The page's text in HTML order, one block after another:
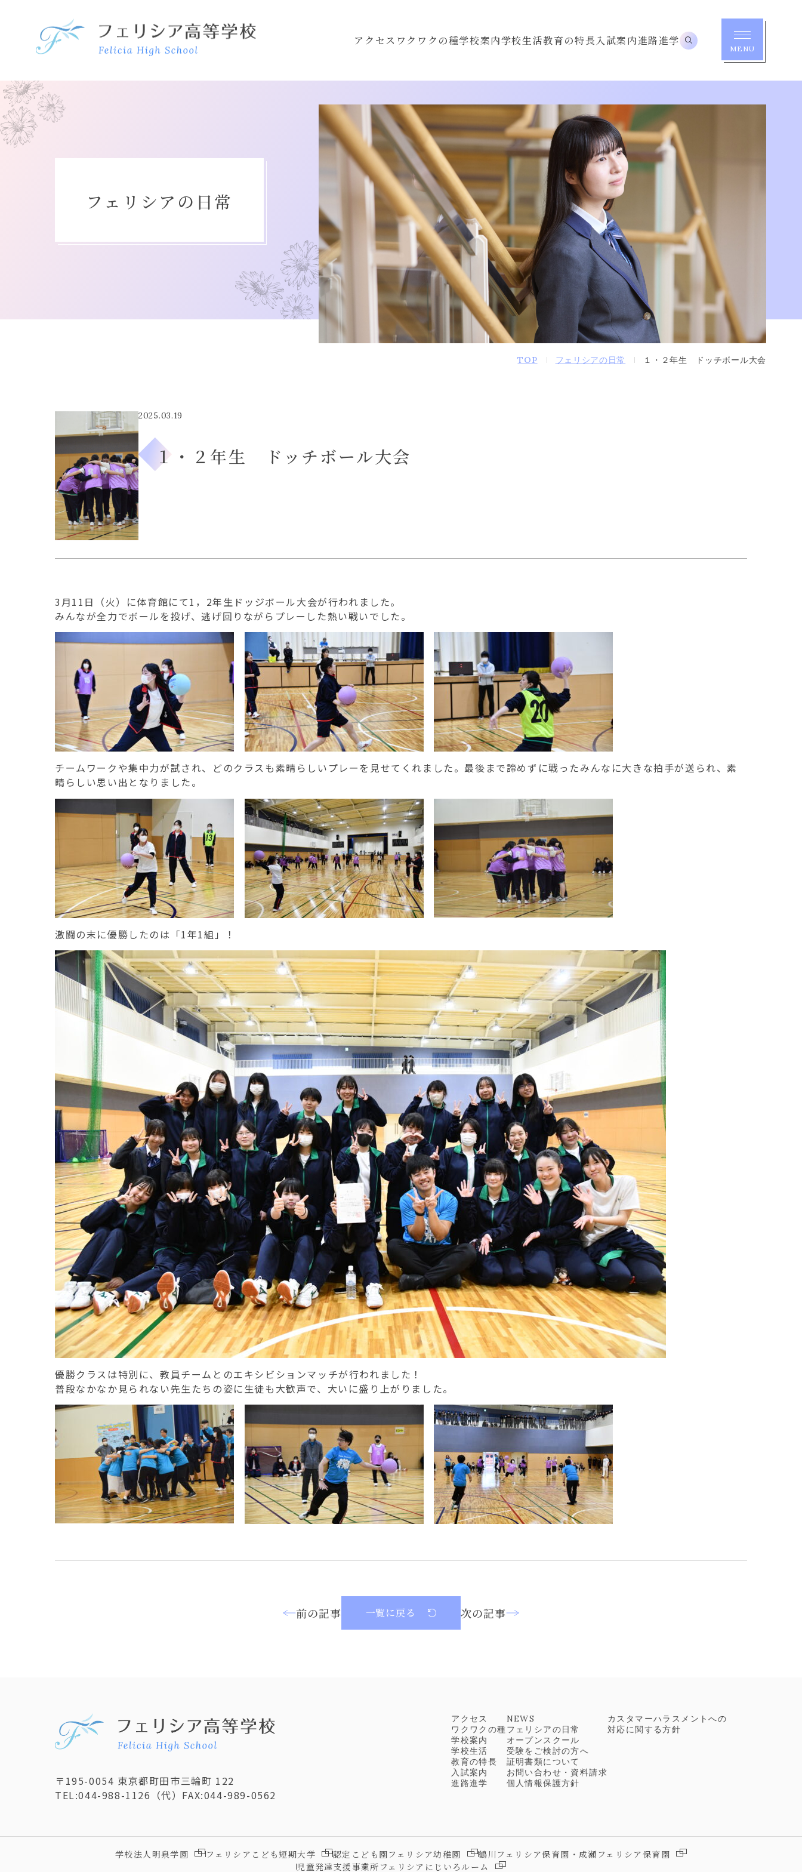
MENU
アクセス ワクワクの種学校案内学校生活教育の特長 入試案内進路進学
フェリシアの日常
TOP フェリシアの日常 １・２年生 ドッチボール大会
2025.03.19
１・２年生 ドッチボール大会
3月11日（火）に体育館にて1，2年生ドッジボール大会が行われました。
みんなが全力でボールを投げ、逃げ回りながらプレーした熱い戦いでした。
チームワークや集中力が試され、どのクラスも素晴らしいプレーを見せてくれました。最後まで諦めずに戦ったみんなに大きな拍手が送られ、素
晴らしい思い出となりました。
激闘の末に優勝したのは「1年1組」！
優勝クラスは特別に、教員チームとのエキシビションマッチが行われました！
普段なかなか見られない先生たちの姿に生徒も大歓声で、大いに盛り上がりました。
前の記事 一覧に戻る 次の記事
〒195-0054 東京都町田市三輪町 122
TEL:044-988-1126 （代） FAX:044-989-0562
アクセス
ワクワクの種
学校案内
学校生活
教育の特長
入試案内
進路進学
NEWS
フェリシアの日常
オープンスクール
受験をご検討の方へ
証明書類について
お問い合わせ・資料請求
個人情報保護方針
カスタマーハラスメントへの
対応に関する方針
学校法人明泉学園 フェリシアこども短期大学 認定こども園フェリシア幼稚園
鶴川フェリシア保育園・成瀬フェリシア保育園
児童発達支援事業所フェリシアにじいろルーム